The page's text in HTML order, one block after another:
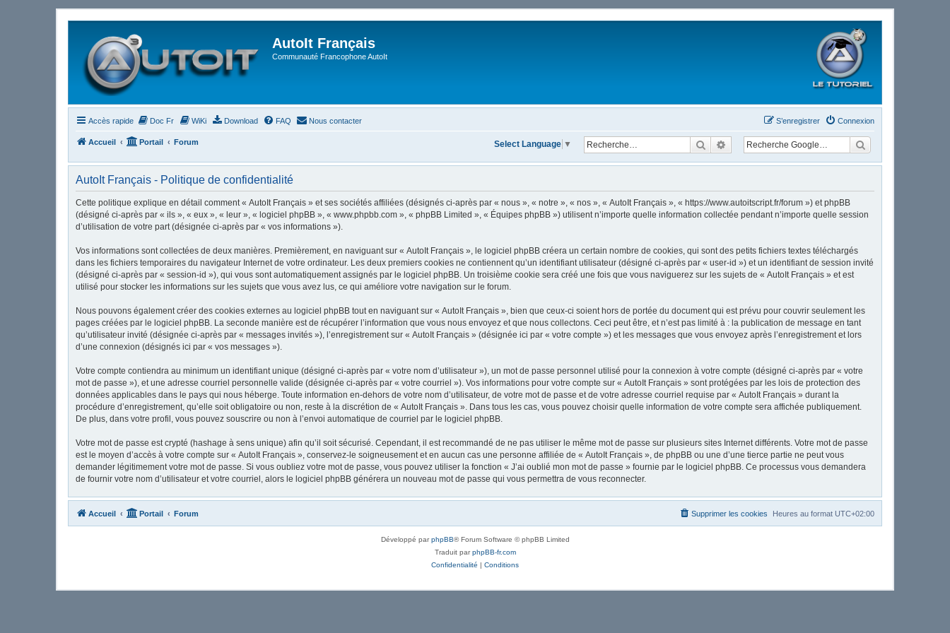
AutoIt Français
Communauté Francophone AutoIt
Accès rapide Doc Fr WiKi Download FAQ Nous contacter Connexion
S’enregistrer
Accueil Portail Forum RechercherRecherche avancée
Select Language ▼
AutoIt Français - Politique de confidentialité
Cette politique explique en détail comment « AutoIt Français » et ses sociétés affiliées (désignés ci-après par « nous », « notre », « nos », « AutoIt Français », « https://www.autoitscript.fr/forum ») et phpBB
(désigné ci-après par « ils », « eux », « leur », « logiciel phpBB », « www.phpbb.com », « phpBB Limited », « Équipes phpBB ») utilisent n’importe quelle information collectée pendant n’importe quelle session
d’utilisation de votre part (désignée ci-après par « vos informations »).
Vos informations sont collectées de deux manières. Premièrement, en naviguant sur « AutoIt Français », le logiciel phpBB créera un certain nombre de cookies, qui sont des petits fichiers textes téléchargés
dans les fichiers temporaires du navigateur Internet de votre ordinateur. Les deux premiers cookies ne contiennent qu’un identifiant utilisateur (désigné ci-après par « user-id ») et un identifiant de session invité
(désigné ci-après par « session-id »), qui vous sont automatiquement assignés par le logiciel phpBB. Un troisième cookie sera créé une fois que vous naviguerez sur les sujets de « AutoIt Français » et est
utilisé pour stocker les informations sur les sujets que vous avez lus, ce qui améliore votre navigation sur le forum.
Nous pouvons également créer des cookies externes au logiciel phpBB tout en naviguant sur « AutoIt Français », bien que ceux-ci soient hors de portée du document qui est prévu pour couvrir seulement les
pages créées par le logiciel phpBB. La seconde manière est de récupérer l’information que vous nous envoyez et que nous collectons. Ceci peut être, et n’est pas limité à : la publication de message en tant
qu’utilisateur invité (désignée ci-après par « messages invités »), l’enregistrement sur « AutoIt Français » (désignée ici par « votre compte ») et les messages que vous envoyez après l’enregistrement et lors
d’une connexion (désignés ici par « vos messages »).
Votre compte contiendra au minimum un identifiant unique (désigné ci-après par « votre nom d’utilisateur »), un mot de passe personnel utilisé pour la connexion à votre compte (désigné ci-après par « votre
mot de passe »), et une adresse courriel personnelle valide (désignée ci-après par « votre courriel »). Vos informations pour votre compte sur « AutoIt Français » sont protégées par les lois de protection des
données applicables dans le pays qui nous héberge. Toute information en-dehors de votre nom d’utilisateur, de votre mot de passe et de votre adresse courriel requise par « AutoIt Français » durant la
procédure d’enregistrement, qu’elle soit obligatoire ou non, reste à la discrétion de « AutoIt Français ». Dans tous les cas, vous pouvez choisir quelle information de votre compte sera affichée publiquement.
De plus, dans votre profil, vous pouvez souscrire ou non à l’envoi automatique de courriel par le logiciel phpBB.
Votre mot de passe est crypté (hashage à sens unique) afin qu’il soit sécurisé. Cependant, il est recommandé de ne pas utiliser le même mot de passe sur plusieurs sites Internet différents. Votre mot de passe
est le moyen d’accès à votre compte sur « AutoIt Français », conservez-le soigneusement et en aucun cas une personne affiliée de « AutoIt Français », de phpBB ou une d’une tierce partie ne peut vous
demander légitimement votre mot de passe. Si vous oubliez votre mot de passe, vous pouvez utiliser la fonction « J’ai oublié mon mot de passe » fournie par le logiciel phpBB. Ce processus vous demandera
de fournir votre nom d’utilisateur et votre courriel, alors le logiciel phpBB générera un nouveau mot de passe qui vous permettra de vous reconnecter.
Accueil Portail Forum Heures au format UTC+02:00
Supprimer les cookies
Développé parphpBB® Forum Software © phpBB Limited
Traduit parphpBB-fr.com
Confidentialité | Conditions